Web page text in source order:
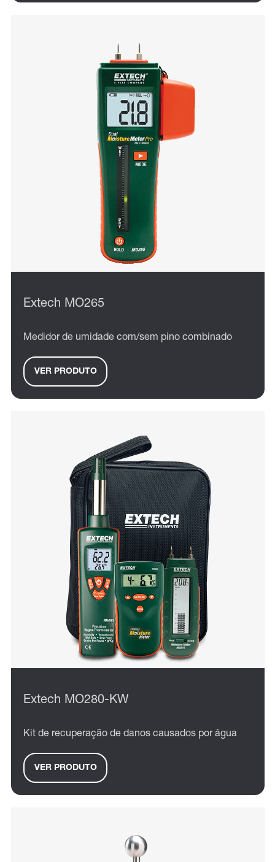
Extech MO265
Medidor de umidade com/sem pino combinado
VER PRODUTO
Extech MO280-KW
Kit de recuperação de danos causados por água
VER PRODUTO